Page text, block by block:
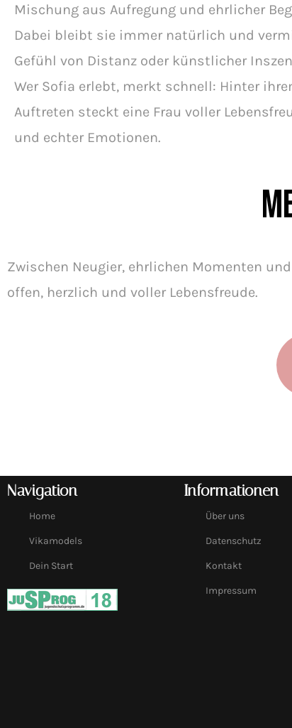
Mischung aus Aufregung und ehrlicher
Dabei bleibt sie immer natürlich und
Gefühl von Distanz oder künstlicher
Wer Sofia erlebt, merkt schnell: Hinter
Auftreten steckt eine Frau voller
und echter Emotionen.
Zwischen Neugier, ehrlichen Momenten
offen, herzlich und voller Lebensfreude.
Navigation
Home
Vikamodels
Dein Start
Informationen
Über uns
Datenschutz
Kontakt
Impressum